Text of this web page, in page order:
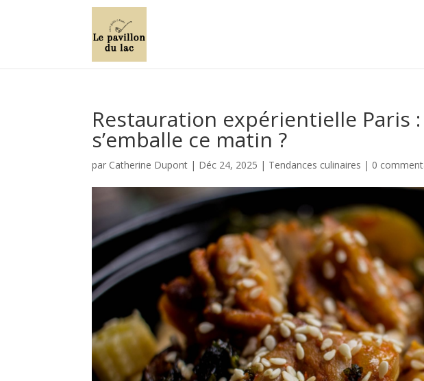
Restauration expérientielle Paris
s’emballe ce matin ?
par Catherine Dupont | Déc 24, 2025 | Tendances culinaires | 0